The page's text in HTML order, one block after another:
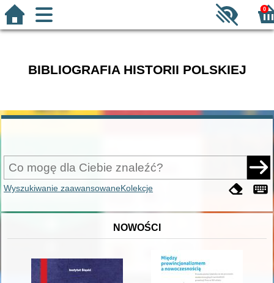
0
BIBLIOGRAFIA HISTORII POLSKIEJ
Wyszukiwanie zaawansowaneKolekcje
NOWOŚCI